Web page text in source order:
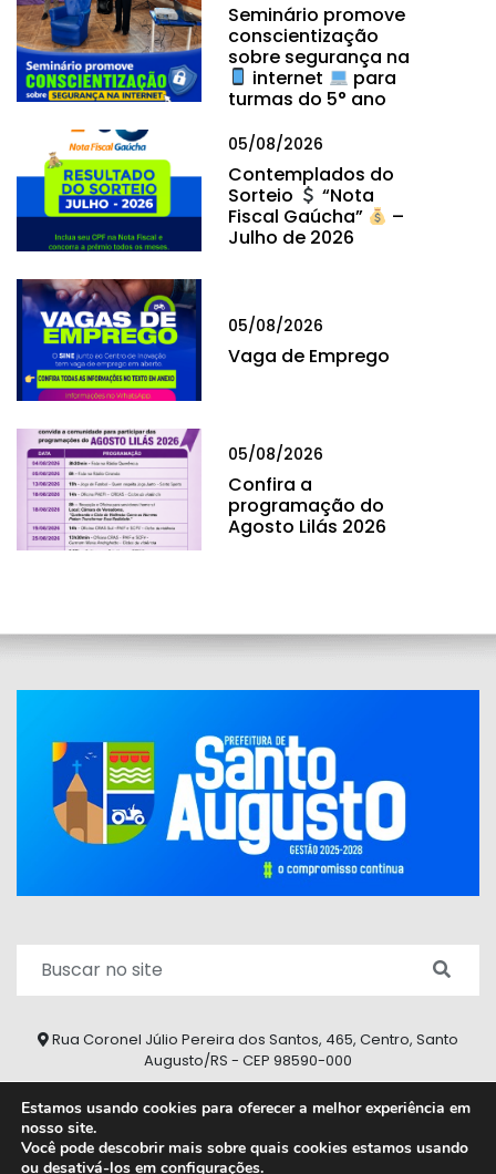
Seminário promove
conscientização
sobre segurança na
internet
para
turmas do 5° ano
05/08/2026
Contemplados do
Sorteio
“Nota
Fiscal Gaúcha”
–
Julho de 2026
05/08/2026
Vaga de Emprego
05/08/2026
Confira a
programação do
Agosto Lilás 2026
Rua Coronel Júlio Pereira dos Santos, 465, Centro, Santo
Augusto/RS - CEP 98590-000
Estamos usando cookies para oferecer a melhor experiência em
nosso site.
Você pode descobrir mais sobre quais cookies estamos usando
ou desativá-los em configurações.